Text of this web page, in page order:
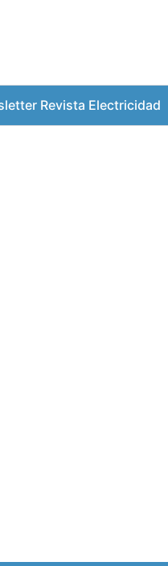
Revista Electricidad